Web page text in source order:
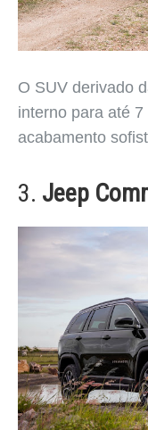
O SUV derivado
interno para até
acabamento
3. Jeep